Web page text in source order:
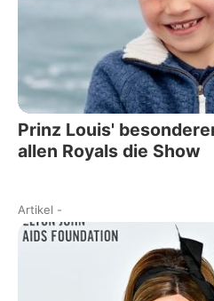
Prinz Louis'
allen Royals die Show
Artikel -